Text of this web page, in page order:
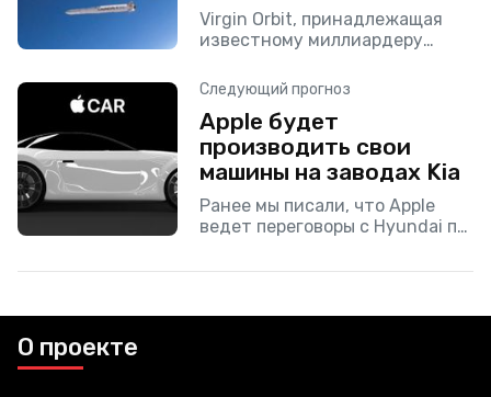
Virgin Orbit, принадлежащая
известному миллиардеру
космос свою первую ракету под
названием LauncherOne с
самолета Boeing 747. Это
первый успешный запуск
ракеты
Следующий прогноз
Apple будет
производить свои
машины на заводах Kia
Ранее мы писали, что Apple
ведет переговоры с Hyundai по
совместного производства
О проекте